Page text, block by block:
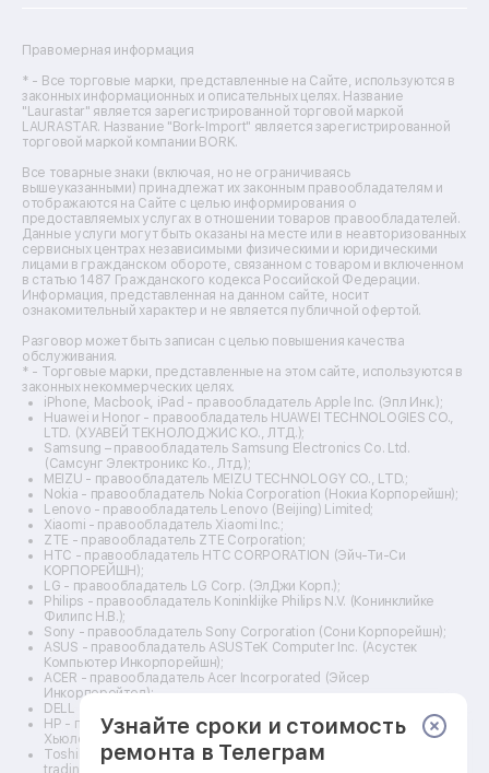
Ремонт фенов
Ремонт цифровых биноклей
Ремонт тепловизоров
Ремонт массажных кресел
Ремонт водонагревателей
Ремонт вытяжек
Ремонт источников бесперебойного питания
Ремонт пароварок
Ремонт микшерных пультов
Ремонт dj-пультов
Ремонт кухонных плит
Ремонт стедикамов
Ремонт оптических прицелов
Ремонт электровелосипедов
Ремонт видеокамер
Ремонт эхолотов
Ремонт 3d-принтеров
Ремонт прицелов ночного видения
Ремонт винных шкафов
Ремонт выпрямителей
Ремонт сушилок для рук
Ремонт дальномеров
Ремонт снегоуборщиков
Правомерная информация
* - Все торговые марки, представленные на Сайте, используются в
законных информационных и описательных целях. Название
"Laurastar" является зарегистрированной торговой маркой
LAURASTAR. Название "Bork-Import" является зарегистрированной
торговой маркой компании BORK.
Все товарные знаки (включая, но не ограничиваясь
вышеуказанными) принадлежат их законным правообладателям и
отображаются на Сайте с целью информирования о
предоставляемых услугах в отношении товаров правообладателей.
Данные услуги могут быть оказаны на месте или в неавторизованных
сервисных центрах независимыми физическими и юридическими
лицами в гражданском обороте, связанном с товаром и включенном
в статью 1487 Гражданского кодекса Российской Федерации.
Информация, представленная на данном сайте, носит
ознакомительный характер и не является публичной офертой.
Разговор может быть записан с целью повышения качества
обслуживания.
* - Торговые марки, представленные на этом сайте, используются в
законных некоммерческих целях.
iPhone, Macbook, iPad - правообладатель Apple Inc. (Эпл Инк.);
Huawei и Honor - правообладатель HUAWEI TECHNOLOGIES CO.,
LTD. (ХУАВЕЙ ТЕКНОЛОДЖИС КО., ЛТД.);
Samsung – правообладатель Samsung Electronics Co. Ltd.
(Самсунг Электроникс Ко., Лтд.);
MEIZU - правообладатель MEIZU TECHNOLOGY CO., LTD.;
Nokia - правообладатель Nokia Corporation (Нокиа Корпорейшн);
Lenovo - правообладатель Lenovo (Beijing) Limited;
Xiaomi - правообладатель Xiaomi Inc.;
ZTE - правообладатель ZTE Corporation;
HTC - правообладатель HTC CORPORATION (Эйч-Ти-Си
КОРПОРЕЙШН);
LG - правообладатель LG Corp. (ЭлДжи Корп.);
Philips - правообладатель Koninklijke Philips N.V. (Конинклийке
Филипс Н.В.);
Sony - правообладатель Sony Corporation (Сони Корпорейшн);
ASUS - правообладатель ASUSTeK Computer Inc. (Асустек
Компьютер Инкорпорейшн);
ACER - правообладатель Acer Incorporated (Эйсер
Инкорпорейтед);
DELL - правообладатель Dell Inc.(Делл Инк.);
HP - правообладатель HP Hewlett-Packard Group LLC (ЭйчПи
Хьюлетт Паккард Груп ЛЛК);
Toshiba - правообладатель KABUSHIKI KAISHA TOSHIBA, also
trading as Toshiba Corporation (КАБУШИКИ КАЙША ТОШИБА
Узнайте сроки и стоимость
ремонта в Телеграм